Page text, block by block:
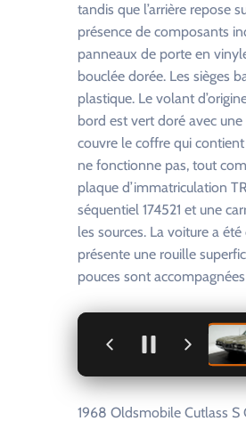
tandis que l’arrière repose
présence de composants
panneaux de porte en
bouclée dorée. Les sièges
plastique. Le volant
bord est vert doré avec
couvre le coffre qui
ne fonctionne pas, tout
plaque d’immatriculation
séquentiel 174521 et une
les sources. La voiture a
présente une rouille
pouces sont
1968 Oldsmobile Cutlass